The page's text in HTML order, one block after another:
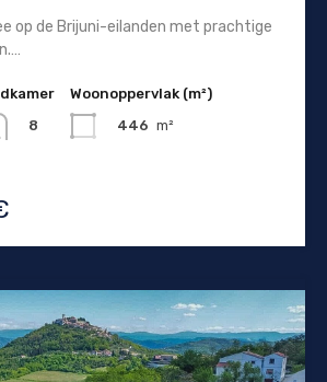
op de Brijuni-eilanden met prachtige
8
Woonoppervlak (m²)
446 m²